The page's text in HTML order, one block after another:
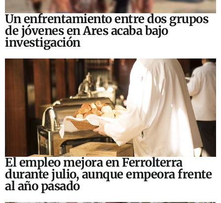
Un enfrentamiento entre dos grupos
de jóvenes en Ares acaba bajo
investigación
El empleo mejora en Ferrolterra
durante julio, aunque empeora frente
al año pasado